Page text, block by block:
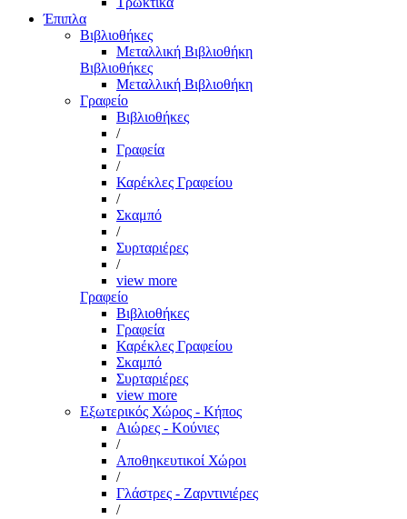
Έπιπλα
Βιβλιοθήκες
Μεταλλική Βιβλιοθήκη
Βιβλιοθήκες
Μεταλλική Βιβλιοθήκη
Γραφείο
Βιβλιοθήκες
/
Γραφεία
/
Καρέκλες Γραφείου
/
Σκαμπό
/
Συρταριέρες
/
view more
Γραφείο
Βιβλιοθήκες
Γραφεία
Καρέκλες Γραφείου
Σκαμπό
Συρταριέρες
view more
Εξωτερικός Χώρος - Κήπος
Αιώρες - Κούνιες
/
Αποθηκευτικοί Χώροι
/
Γλάστρες - Ζαρντινιέρες
/